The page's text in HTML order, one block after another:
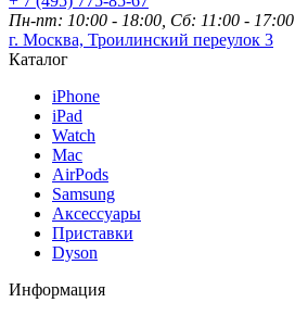
Пн-пт: 10:00 - 18:00, Сб: 11:00 - 17:00
г. Москва, Троилинский переулок 3
Каталог
iPhone
iPad
Watch
Mac
AirPods
Samsung
Аксессуары
Приставки
Dyson
Информация